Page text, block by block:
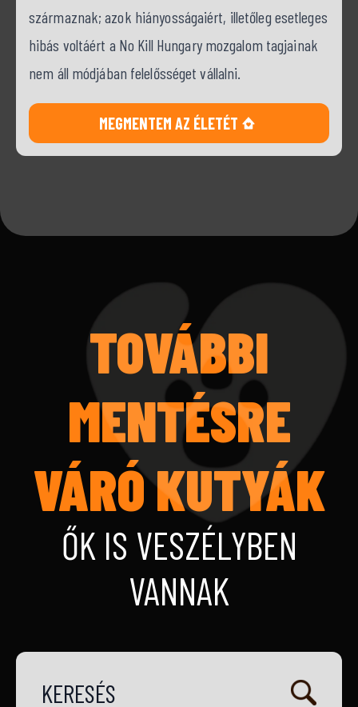
származnak; azok hiányosságaiért, illetőleg esetleges
hibás voltáért a No Kill Hungary mozgalom tagjainak
nem áll módjában felelősséget vállalni.
MEGMENTEM AZ ÉLETÉT
TOVÁBBI
MENTÉSRE
VÁRÓ KUTYÁK
ŐK IS VESZÉLYBEN
VANNAK
KERESÉS